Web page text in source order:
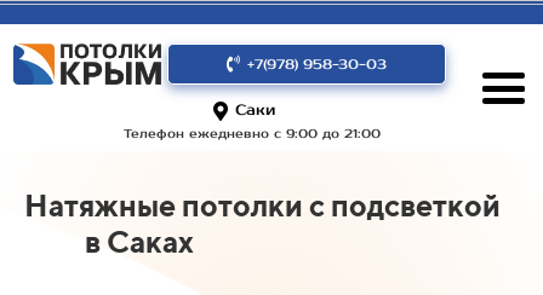
+7(978) 958-30-03
Саки
Телефон ежедневно с 9:00 до 21:00
Натяжные потолки с подсветкой
в Саках